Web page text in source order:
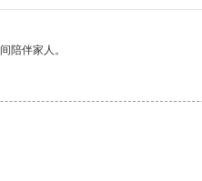
陪伴家人。